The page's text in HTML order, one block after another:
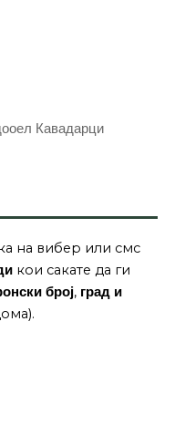
Кавадарци
на вибер или смс
кои сакате да ги
број, град и